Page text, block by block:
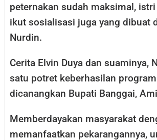
peternakan sudah maksimal,
ikut sosialisasi juga yang dibuat
Nurdin.
Cerita Elvin Duya dan suaminya,
satu potret keberhasilan
dicanangkan Bupati Banggai,
Memberdayakan masyarakat
memanfaatkan pekarangannya,